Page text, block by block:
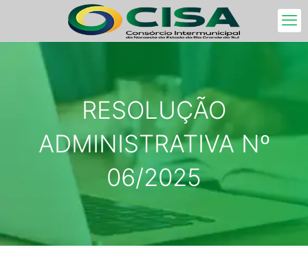
RESOLUÇÃO
ADMINISTRATIVA Nº
06/2025